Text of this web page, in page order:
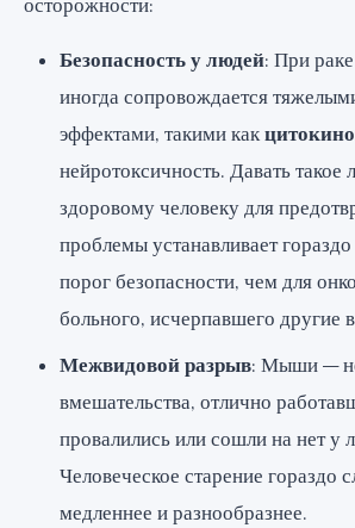
осторожности:
Безопасность у людей: При
иногда сопровождается
эффектами, такими как
нейротоксичность. Давать такое
здоровому человеку для
проблемы устанавливает
порог безопасности, чем для
больного, исчерпавшего другие
Межвидовой разрыв: Мыши —
вмешательства, отлично
провалились или сошли на нет у
Человеческое старение гораздо
медленнее и разнообразнее.